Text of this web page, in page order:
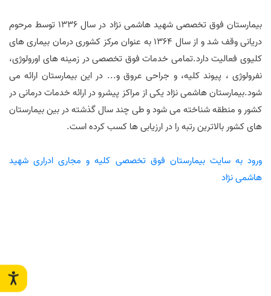
بیمارستان فوق تخصصی شهید هاشمی نژاد در سال ۱۳۳۶ توسط مرحوم
دریانی وقف شد و از سال ۱۳۶۴ به عنوان مرکز کشوری درمان بیماری های
کلیوی فعالیت دارد.تمامی خدمات فوق تخصصی در زمینه های اورولوژی،
نفرولوژی ، پیوند کلیه، و جراحی عروق و... در این بیمارستان ارائه می
شود.بیمارستان هاشمی نژاد یکی از مراکز پیشرو در ارائه خدمات درمانی در
کشور و منطقه شناخته می شود و طی چند سال گذشته در بین بیمارستان
های کشور بالاترین رتبه را در ارزیابی ها کسب کرده است.
ورود به سایت بیمارستان فوق تخصصی کلیه و مجاری ادراری شهید
هاشمی نژاد